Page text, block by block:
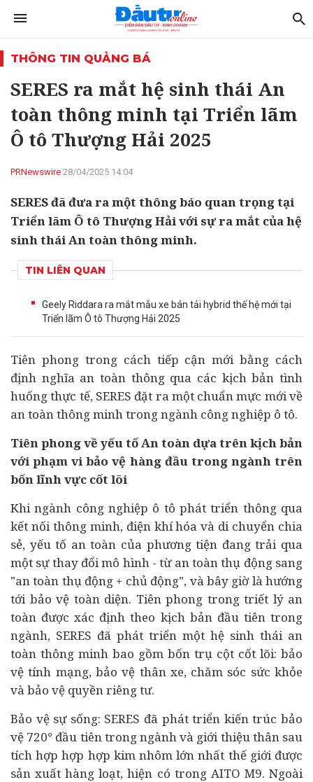
THÔNG TIN QUẢNG BÁ
SERES ra mắt hệ sinh thái An
toàn thông minh tại Triển lãm
Ô tô Thượng Hải 2025
PRNewswire 28/04/2025 14:04
SERES đã đưa ra một thông báo quan trọng tại
Triển lãm Ô tô Thượng Hải với sự ra mắt của hệ
sinh thái An toàn thông minh.
TIN LIÊN QUAN
Geely Riddara ra mắt mẫu xe bán tải hybrid thế hệ mới tại
Triển lãm Ô tô Thượng Hải 2025
Tiên phong trong cách tiếp cận mới bằng cách
định nghĩa an toàn thông qua các kịch bản tình
huống thực tế, SERES đặt ra một chuẩn mực mới về
an toàn thông minh trong ngành công nghiệp ô tô.
Tiên phong về yếu tố An toàn dựa trên kịch bản
với phạm vi bảo vệ hàng đầu trong ngành trên
bốn lĩnh vực cốt lõi
Khi ngành công nghiệp ô tô phát triển thông qua
kết nối thông minh, điện khí hóa và di chuyển chia
sẻ, yếu tố an toàn của phương tiện đang trải qua
một sự thay đổi mô hình - từ an toàn thụ động sang
"an toàn thụ động + chủ động", và bây giờ là hướng
tới bảo vệ toàn diện. Tiên phong trong triết lý an
toàn được xác định theo kịch bản đầu tiên trong
ngành, SERES đã phát triển một hệ sinh thái an
toàn thông minh bao gồm bốn trụ cột cốt lõi: bảo
vệ tính mạng, bảo vệ thân xe, chăm sóc sức khỏe
và bảo vệ quyền riêng tư.
Bảo vệ sự sống: SERES đã phát triển kiến trúc bảo
vệ 720° đầu tiên trong ngành và giới thiệu thân sau
tích hợp hợp hợp kim nhôm lớn nhất thế giới được
sản xuất hàng loạt, hiện có trong AITO M9. Ngoài